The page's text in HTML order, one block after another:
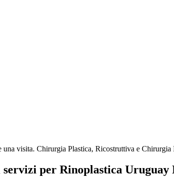
visita. Chirurgia Plastica, Ricostruttiva e
per Rinoplastica Uruguay